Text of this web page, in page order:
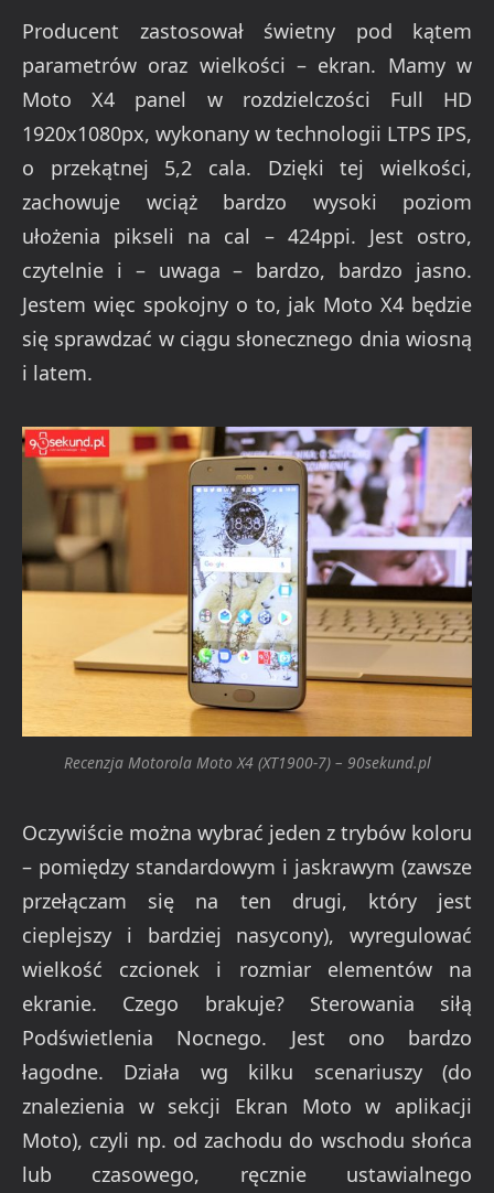
Producent zastosował świetny pod kątem
parametrów oraz wielkości – ekran. Mamy w
Moto X4 panel w rozdzielczości Full HD
1920x1080px, wykonany w technologii LTPS IPS,
o przekątnej 5,2 cala. Dzięki tej wielkości,
zachowuje wciąż bardzo wysoki poziom
ułożenia pikseli na cal – 424ppi. Jest ostro,
czytelnie i – uwaga – bardzo, bardzo jasno.
Jestem więc spokojny o to, jak Moto X4 będzie
się sprawdzać w ciągu słonecznego dnia wiosną
i latem.
Recenzja Motorola Moto X4 (XT1900-7) – 90sekund.pl
Oczywiście można wybrać jeden z trybów koloru
– pomiędzy standardowym i jaskrawym (zawsze
przełączam się na ten drugi, który jest
cieplejszy i bardziej nasycony), wyregulować
wielkość czcionek i rozmiar elementów na
ekranie. Czego brakuje? Sterowania siłą
Podświetlenia Nocnego. Jest ono bardzo
łagodne. Działa wg kilku scenariuszy (do
znalezienia w sekcji Ekran Moto w aplikacji
Moto), czyli np. od zachodu do wschodu słońca
lub czasowego, ręcznie ustawialnego